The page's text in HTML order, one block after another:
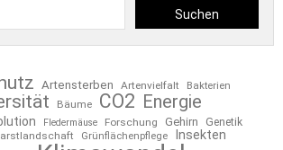
Suchen
Artensterben Artenvielfalt
Bakterien
Bäume CO2 Energie
Fledermäuse Forschung Gehirn Genetik
Grünflächenpflege Insekten